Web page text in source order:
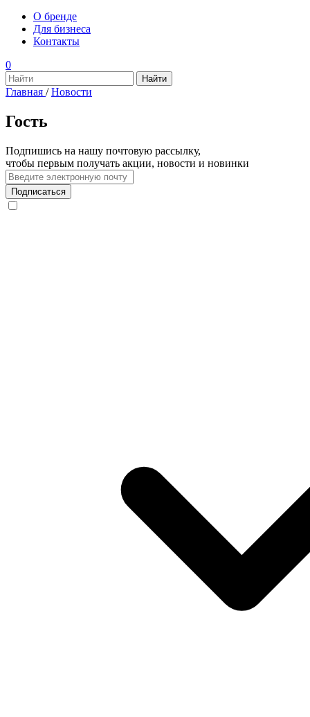
О бренде
Для бизнеса
Контакты
0
Главная / Новости
Гость
Подпишись на нашу почтовую рассылку,
чтобы первым получать акции, новости и новинки
Подписаться